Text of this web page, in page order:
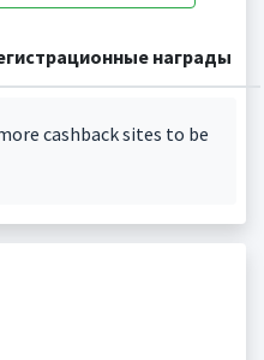
награды
cashback sites to be